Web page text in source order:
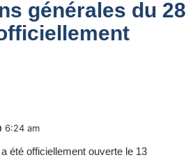
générales du 28
6:24 am
été officiellement ouverte le 13